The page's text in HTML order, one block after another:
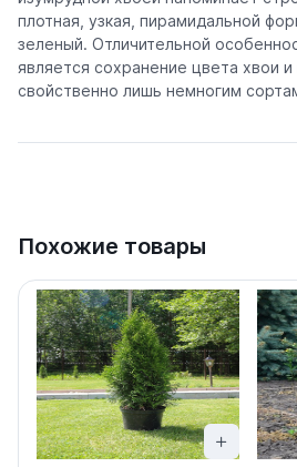
плотная, узкая, пирамидальной
зеленый. Отличительной
является сохранение цвета хвои
свойственно лишь немногим
Похожие товары